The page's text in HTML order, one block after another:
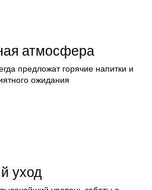
атмосфера
предложат горячие напитки и
ожидания
уход